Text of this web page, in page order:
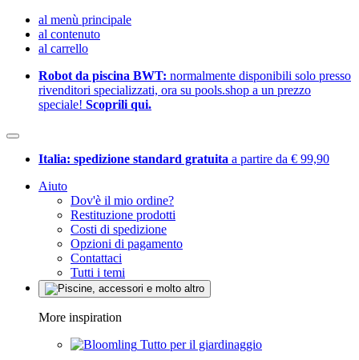
al menù principale
al contenuto
al carrello
Robot da piscina BWT: normalmente disponibili solo presso
rivenditori specializzati, ora su pools.shop a un prezzo
speciale! Scoprili qui.
Italia: spedizione standard gratuita a partire da € 99,90
Aiuto
Dov'è il mio ordine?
Restituzione prodotti
Costi di spedizione
Opzioni di pagamento
Contattaci
Tutti i temi
More inspiration
Tutto per il giardinaggio